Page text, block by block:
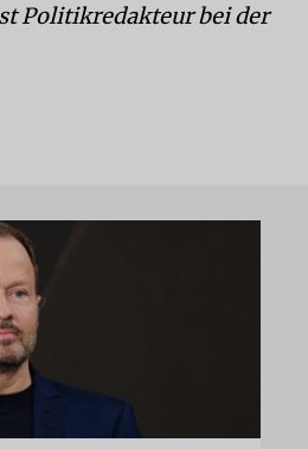
Politikredakteur bei der